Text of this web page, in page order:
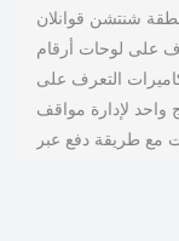
شنتشن قوانلان
على لوحات أرقام
التعرف على
واحد لإدارة مواقف